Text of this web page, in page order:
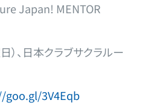
Japan! MENTOR
、日本クラブサクラルー
goo.gl/3V4Eqb